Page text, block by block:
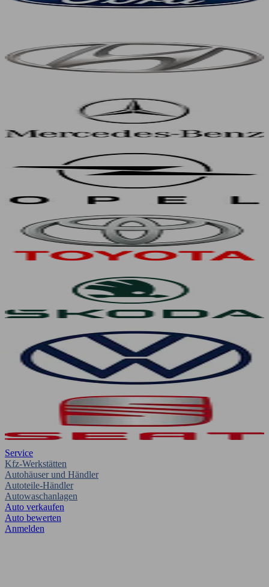
Service
Kfz-Werkstätten
Autohäuser und Händler
Autoteile-Händler
Autowaschanlagen
Auto verkaufen
Auto bewerten
Anmelden